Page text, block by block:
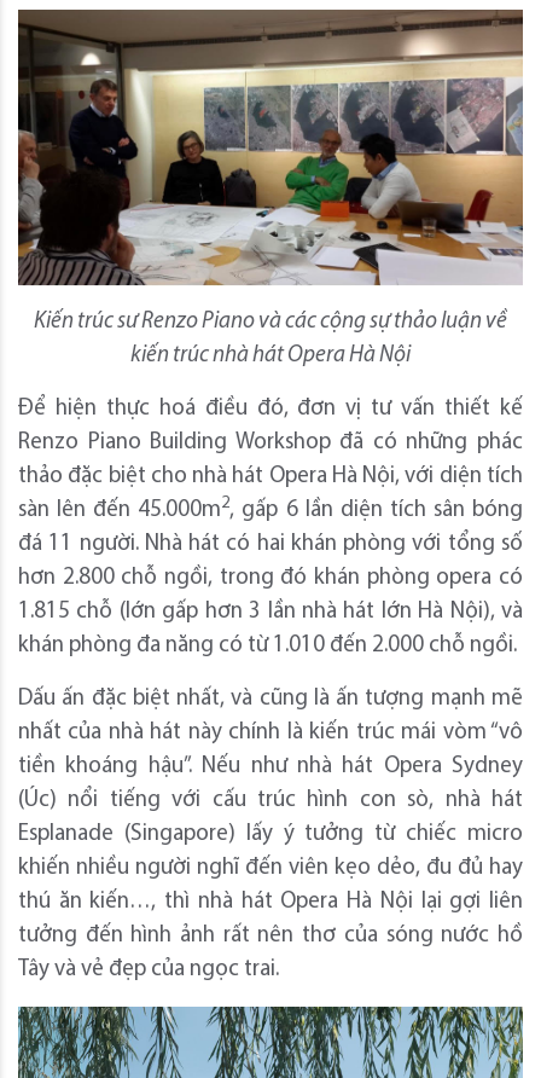
Kiến trúc sư Renzo Piano và các cộng sự thảo luận về
kiến trúc nhà hát Opera Hà Nội
Để hiện thực hoá điều đó, đơn vị tư vấn thiết kế
Renzo Piano Building Workshop đã có những phác
thảo đặc biệt cho nhà hát Opera Hà Nội, với diện tích
sàn lên đến 45.000m2, gấp 6 lần diện tích sân bóng
đá 11 người. Nhà hát có hai khán phòng với tổng số
hơn 2.800 chỗ ngồi, trong đó khán phòng opera có
1.815 chỗ (lớn gấp hơn 3 lần nhà hát lớn Hà Nội), và
khán phòng đa năng có từ 1.010 đến 2.000 chỗ ngồi.
Dấu ấn đặc biệt nhất, và cũng là ấn tượng mạnh mẽ
nhất của nhà hát này chính là kiến trúc mái vòm “vô
tiền khoáng hậu”. Nếu như nhà hát Opera Sydney
(Úc) nổi tiếng với cấu trúc hình con sò, nhà hát
Esplanade (Singapore) lấy ý tưởng từ chiếc micro
khiến nhiều người nghĩ đến viên kẹo dẻo, đu đủ hay
thú ăn kiến…, thì nhà hát Opera Hà Nội lại gợi liên
tưởng đến hình ảnh rất nên thơ của sóng nước hồ
Tây và vẻ đẹp của ngọc trai.